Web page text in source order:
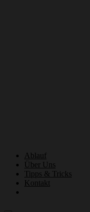
Ablauf
Über Uns
Tipps & Tricks
Kontakt